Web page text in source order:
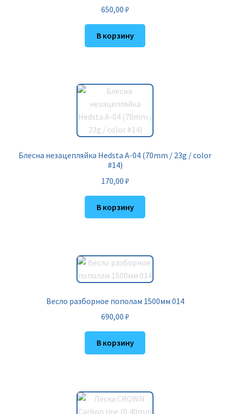
650,00 ₽
В корзину
Блесна незацепляйка Hedsta A-04 (70mm / 23g / color
#14)
170,00 ₽
В корзину
Весло разборное пополам 1500мм 014
690,00 ₽
В корзину